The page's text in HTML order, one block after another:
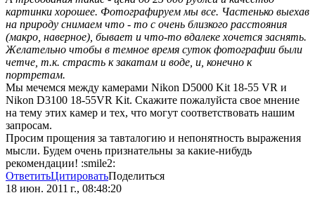
картинки хорошее. Фотографируем мы все. Частенько выехав
на природу снимаем что - то с очень близкого расстояния
(макро, наверное), бывает и что-то вдалеке хочется заснять.
Желательно чтобы в темное время суток фотографии были
четче, т.к. страсть к закатам и воде, и, конечно к
портретам.
Мы мечемся между камерами Nikon D5000 Kit 18-55 VR и
Nikon D3100 18-55VR Kit. Скажите пожалуйста свое мнение
на тему этих камер и тех, что могут соответствовать нашим
запросам.
Просим прощения за тавталогию и непонятность выражения
мысли. Будем очень признательны за какие-нибудь
рекомендации! :smile2:
ОтветитьЦитироватьПоделиться
18 июн. 2011 г., 08:48:20